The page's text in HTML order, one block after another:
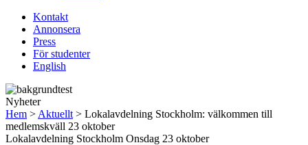
Kontakt
Annonsera
Press
För studenter
English
Nyheter
Hem > Aktuellt > Lokalavdelning Stockholm: välkommen till
medlemskväll 23 oktober
Lokalavdelning Stockholm Onsdag 23 oktober